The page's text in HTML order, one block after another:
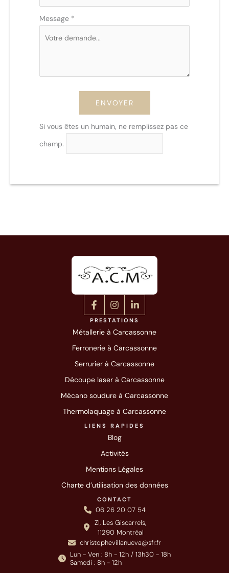
Message *
ENVOYER
Si vous êtes un humain, ne remplissez pas ce
champ.
PRESTATIONS
Métallerie à Carcassonne
Ferronerie à Carcassonne
Serrurier à Carcassonne
Découpe laser à Carcassonne
Mécano soudure à Carcassonne
Thermolaquage à Carcassonne
LIENS RAPIDES
Blog
Activités
Mentions Légales
Charte d’utilisation des données
CONTACT
06 26 20 07 54
ZI, Les Giscarrels,
11290 Montréal
christophevillanueva@sfr.fr
Lun - Ven : 8h - 12h / 13h30 - 18h
Samedi : 8h - 12h